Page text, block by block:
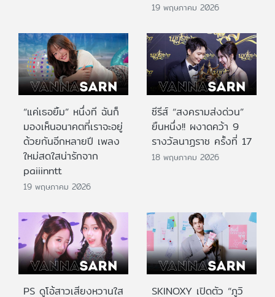
19 พฤษภาคม 2026
“แค่เธอยิ้ม” หนึ่งที ฉันก็
มองเห็นอนาคตที่เราจะอยู่
ด้วยกันอีกหลายปี เพลง
ใหม่สดใสน่ารักจาก
paiiinntt
19 พฤษภาคม 2026
ซีรีส์ “สงครามส่งด่วน”
ยืนหนึ่ง!! ผงาดคว้า 9
รางวัลนาฏราช ครั้งที่ 17
18 พฤษภาคม 2026
PS ดูโอ้สาวเสียงหวานใส
SKINOXY เปิดตัว “ภูวิ